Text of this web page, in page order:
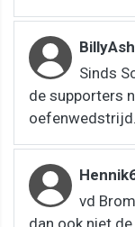
Sinds
de supporters
vd
dan ook niet